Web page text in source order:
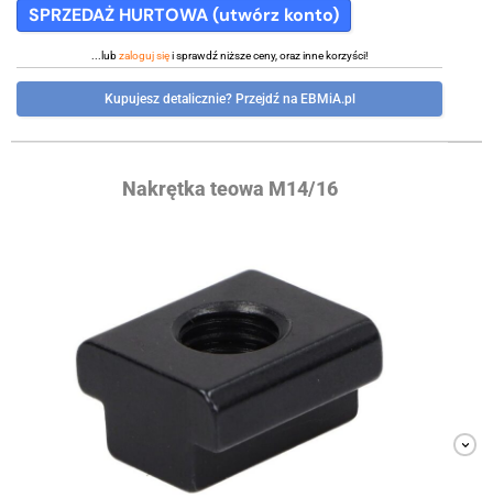
SPRZEDAŻ HURTOWA (utwórz konto)
...lubzaloguj sięi sprawdź niższe ceny, oraz inne korzyści!
Kupujesz detalicznie? Przejdź na EBMiA.pl
Nakrętka teowa M14/16